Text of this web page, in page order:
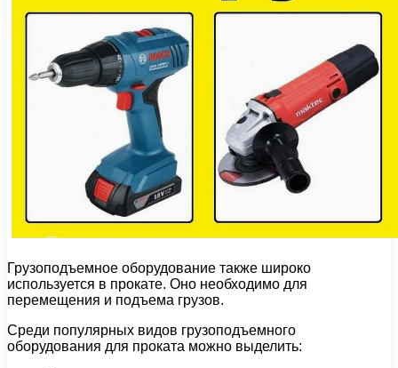
Грузоподъемное оборудование также широко
используется в прокате. Оно необходимо для
перемещения и подъема грузов.
Среди популярных видов грузоподъемного
оборудования для проката можно выделить: